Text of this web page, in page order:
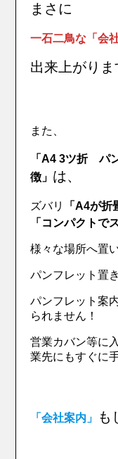
まさに
一石二鳥な「会
出来上がりま
また、
「A4 3ツ折 パ
徴」 は、
ズバリ 「A4が折
「コンパクトで
様々な場所へ置
パンフレット置
パンフレット案
られません！
営業カバン等に
業先にもすぐに
「会社案内」 も